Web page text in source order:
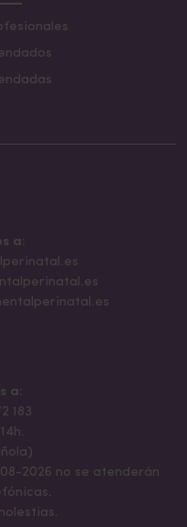
a:
a:
183
2026 no se atenderán